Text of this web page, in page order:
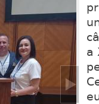
a